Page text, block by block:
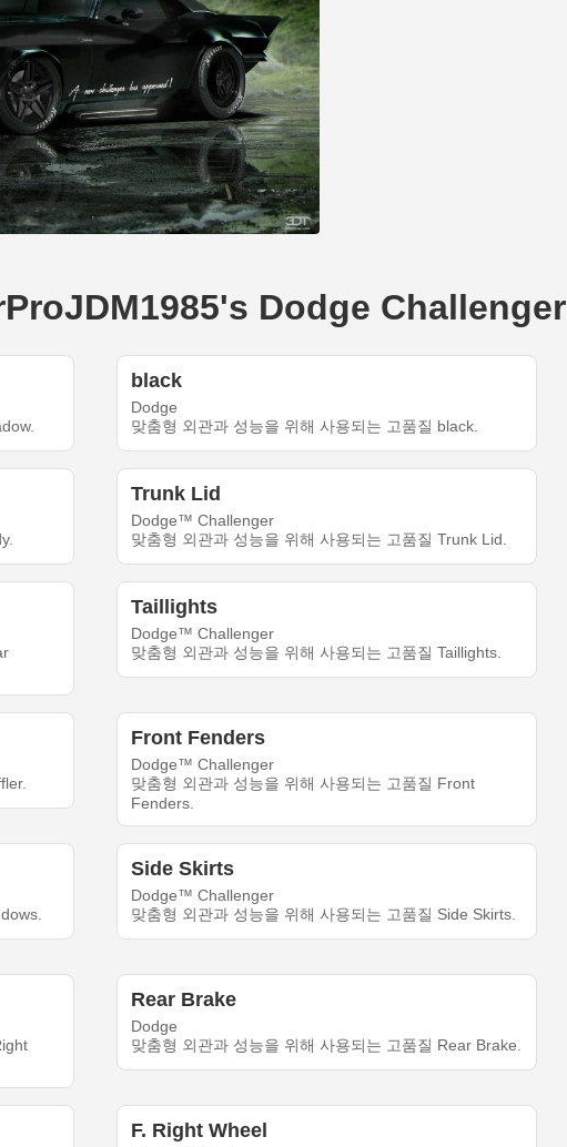
Dodge Challenger
black
Dodge
맞춤형 외관과 성능을 위해 사용되는 고품질 black.
Trunk Lid
Dodge™ Challenger
맞춤형 외관과 성능을 위해 사용되는 고품질 Trunk Lid.
Taillights
Dodge™ Challenger
맞춤형 외관과 성능을 위해 사용되는 고품질 Taillights.
Front Fenders
Dodge™ Challenger
맞춤형 외관과 성능을 위해 사용되는 고품질 Front
Fenders.
Side Skirts
Dodge™ Challenger
맞춤형 외관과 성능을 위해 사용되는 고품질 Side Skirts.
Rear Brake
Dodge
맞춤형 외관과 성능을 위해 사용되는 고품질 Rear Brake.
F. Right Wheel